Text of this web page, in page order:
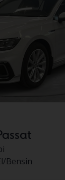
Bensin